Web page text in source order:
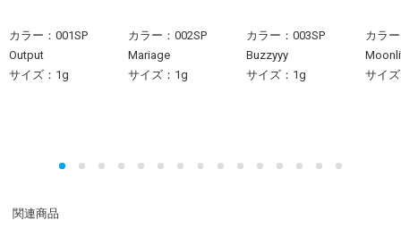
カラー：001SP
Output
サイズ：1g
カラー：002SP
Mariage
サイズ：1g
カラー：003SP
Buzzyyy
サイズ：1g
カラ
サイ
関連商品